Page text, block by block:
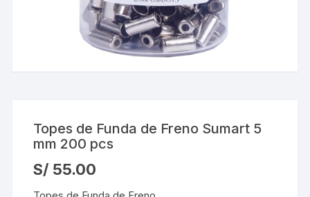
Topes de Funda de Freno Sumart 5
mm 200 pcs
S/ 55.00